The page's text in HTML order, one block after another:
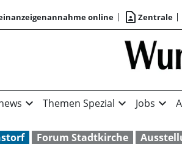
online contact_page Zentrale
expand_more Themen Spezial expand_more Jobs expand_more
Forum Stadtkirche